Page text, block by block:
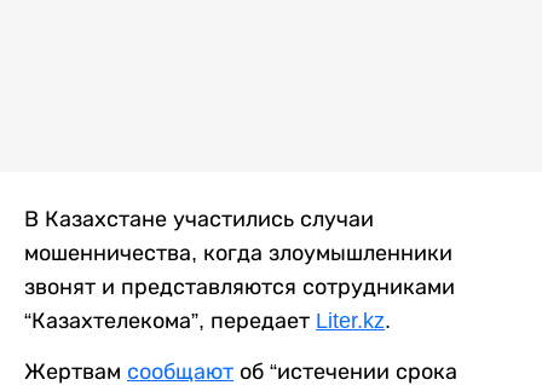
В Казахстане участились случаи
мошенничества, когда злоумышленники
звонят и представляются сотрудниками
“Казахтелекома”, передает Liter.kz.
Жертвам сообщают об “истечении срока